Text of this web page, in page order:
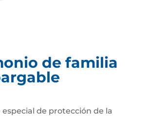
de familia
especial de protección de la